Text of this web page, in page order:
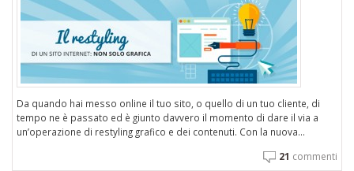
Da quando hai messo online il tuo sito, o quello di un tuo cliente, di
tempo ne è passato ed è giunto davvero il momento di dare il via a
un’operazione di restyling grafico e dei contenuti. Con la nuova...
21 commenti